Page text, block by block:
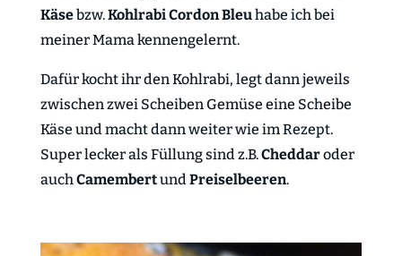
Käsebzw.Kohlrabi Cordon Bleuhabe ich bei
meiner Mama kennengelernt.
Dafür kocht ihr den Kohlrabi, legt dann jeweils
zwischen zwei Scheiben Gemüse eine Scheibe
Käse und macht dann weiter wie im Rezept.
Super lecker als Füllung sind z.B.Cheddaroder
auchCamembertundPreiselbeeren.